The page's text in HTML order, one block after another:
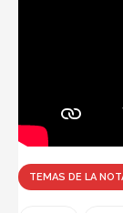
TEMAS DE LA